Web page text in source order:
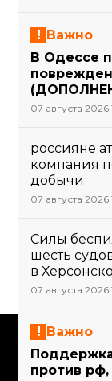
Важно
В Одессе
07 августа 2026
россияне
компания
добычи
07 августа 2026
Силы
шесть
в
07 августа 2026
Важно
против